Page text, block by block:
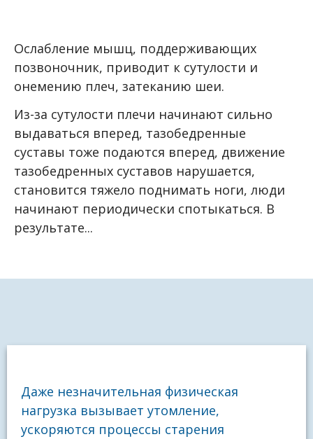
Ослабление мышц, поддерживающих
позвоночник, приводит к сутулости и
онемению плеч, затеканию шеи.
Из-за сутулости плечи начинают сильно
выдаваться вперед, тазобедренные
суставы тоже подаются вперед, движение
тазобедренных суставов нарушается,
становится тяжело поднимать ноги, люди
начинают периодически спотыкаться. В
результате...
Даже незначительная физическая
нагрузка вызывает утомление,
ускоряются процессы старения